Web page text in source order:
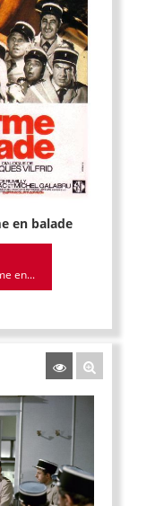
en balade
en...